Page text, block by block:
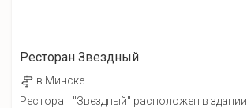
Ресторан Звездный
в Минске
Ресторан "Звездный" расположен в здании